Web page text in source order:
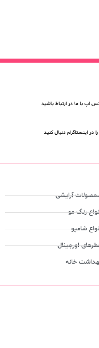
اپ با ما در ارتباط باشید
در اینستاگرام دنبال کنید
آرایشی
رنگ مو
شامپو
اورجینال
خانه